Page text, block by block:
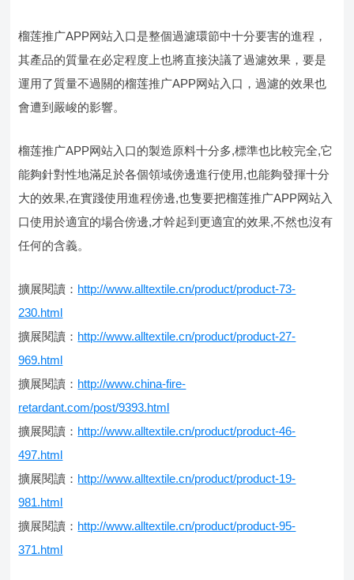
榴莲推广APP网站入口是整個過濾環節中十分要害的進程，
其產品的質量在必定程度上也將直接決議了過濾效果，要是
運用了質量不過關的榴莲推广APP网站入口，過濾的效果也
會遭到嚴峻的影響。
榴莲推广APP网站入口的製造原料十分多,標準也比較完全,它
能夠針對性地滿足於各個領域傍邊進行使用,也能夠發揮十分
大的效果,在實踐使用進程傍邊,也隻要把榴莲推广APP网站入
口使用於適宜的場合傍邊,才幹起到更適宜的效果,不然也沒有
任何的含義。
擴展閱讀： http://www.alltextile.cn/product/product-73-
230.html
擴展閱讀： http://www.alltextile.cn/product/product-27-
969.html
擴展閱讀： http://www.china-fire-
retardant.com/post/9393.html
擴展閱讀： http://www.alltextile.cn/product/product-46-
497.html
擴展閱讀： http://www.alltextile.cn/product/product-19-
981.html
擴展閱讀： http://www.alltextile.cn/product/product-95-
371.html